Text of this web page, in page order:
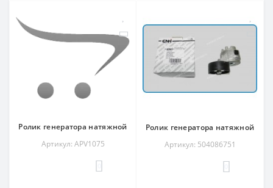
Ролик генератора натяжной
Артикул: APV1075
Ролик генератора натяжной
Артикул: 504086751